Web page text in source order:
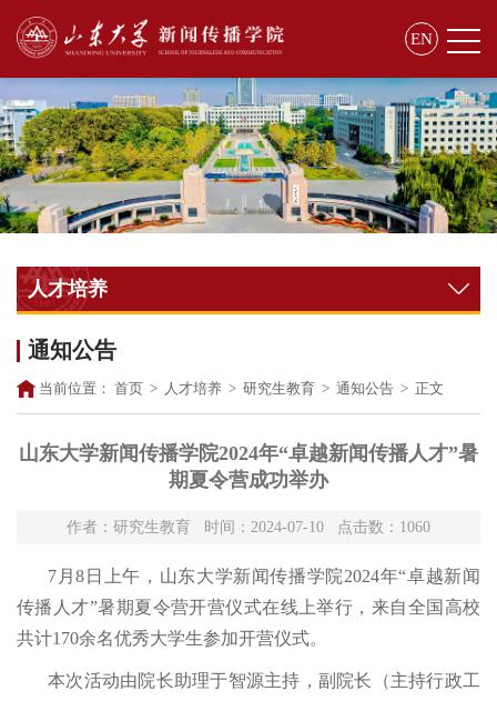
EN
人才培养
通知公告
当前位置： 首页 > 人才培养 > 研究生教育 > 通知公告 > 正文
山东大学新闻传播学院2024年“卓越新闻传播人才”暑
期夏令营成功举办
作者：研究生教育 时间：2024-07-10 点击数： 1060
7月8日上午，山东大学新闻传播学院2024年“卓越新闻
传播人才”暑期夏令营开营仪式在线上举行，来自全国高校
共计170余名优秀大学生参加开营仪式。
本次活动由院长助理于智源主持，副院长（主持行政工